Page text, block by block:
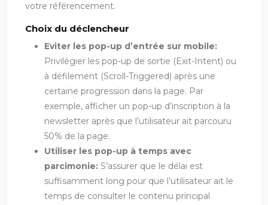
votre référencement.
Choix du déclencheur
Eviter les pop-up d’entrée sur mobile:
Privilégier les pop-up de sortie (Exit-Intent) ou
à défilement (Scroll-Triggered) après une
certaine progression dans la page. Par
exemple, afficher un pop-up d’inscription à la
newsletter après que l’utilisateur ait parcouru
50% de la page.
Utiliser les pop-up à temps avec
parcimonie: S’assurer que le délai est
suffisamment long pour que l’utilisateur ait le
temps de consulter le contenu principal